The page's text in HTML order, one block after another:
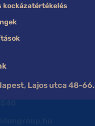
kockázatértékelés
Lajos utca 48-66.